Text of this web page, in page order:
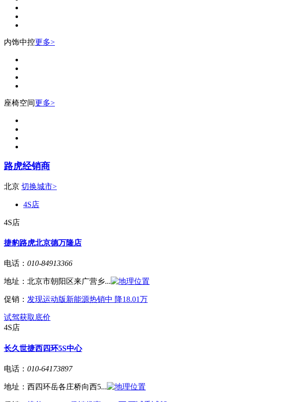
内饰中控更多>
座椅空间更多>
路虎经销商
北京 切换城市>
4S店
4S店
捷豹路虎北京德万隆店
电话： 010-84913366
地址： 北京市朝阳区来广营乡...
促销： 发现运动版新能源热销中 降18.01万
试驾获取底价
4S店
长久世捷西四环5S中心
电话： 010-64173897
地址： 西四环岳各庄桥向西5...